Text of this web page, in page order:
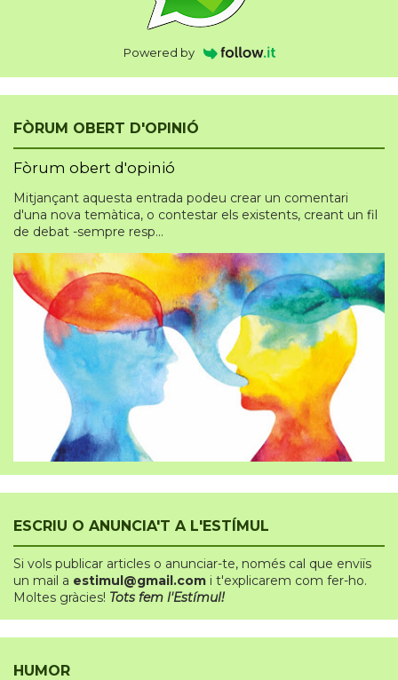
Powered by
FÒRUM OBERT D'OPINIÓ
Fòrum obert d'opinió
Mitjançant aquesta entrada podeu crear un comentari
d'una nova temàtica, o contestar els existents, creant un fil
de debat -sempre resp...
ESCRIU O ANUNCIA'T A L'ESTÍMUL
Si vols publicar articles o anunciar-te, només cal que enviïs
un mail a estimul@gmail.com i t'explicarem com fer-ho.
Moltes gràcies! Tots fem l'Estímul!
HUMOR